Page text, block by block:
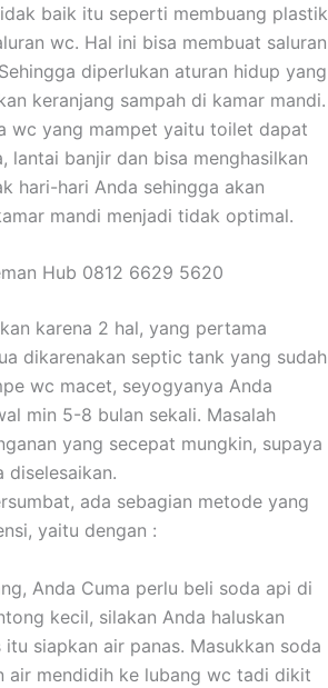
baik itu seperti membuang plastik
wc. Hal ini bisa membuat saluran
diperlukan aturan hidup yang
keranjang sampah di kamar mandi.
wc yang mampet yaitu toilet dapat
lantai banjir dan bisa menghasilkan
hari-hari Anda sehingga akan
mandi menjadi tidak optimal.
Hub 0812 6629 5620
karena 2 hal, yang pertama
dikarenakan septic tank yang sudah
wc macet, seyogyanya Anda
min 5-8 bulan sekali. Masalah
yang secepat mungkin, supaya
diselesaikan.
ada sebagian metode yang
yaitu dengan :
Anda Cuma perlu beli soda api di
kecil, silakan Anda haluskan
siapkan air panas. Masukkan soda
air mendidih ke lubang wc tadi dikit